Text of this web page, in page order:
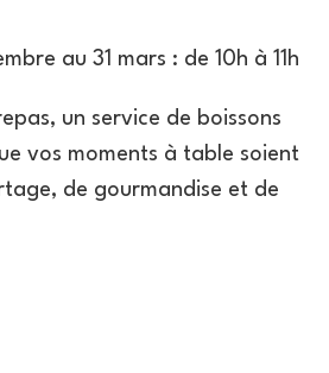
au 31 mars : de 10h à 11h
un service de boissons
vos moments à table soient
de gourmandise et de